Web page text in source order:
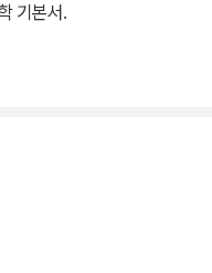
기본서.